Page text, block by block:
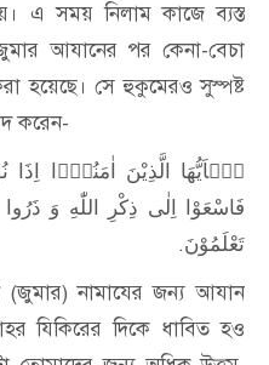
এ সময় নিলাম কাজে ব্যস্ত
আযানের পর কেনা-বেচা
হয়েছে। সে হুকুমেরও সুস্পষ্ট
করেন-
یٰۤاَیُّهَا الَّذِیْنَ اٰمَنُوْۤا اِذَا
فَاسْعَوْا اِلٰی ذِكْرِ اللّٰهِ وَ
تَعْلَمُوْنَ.
নামাযের জন্য আযান
যিকিরের দিকে ধাবিত হও